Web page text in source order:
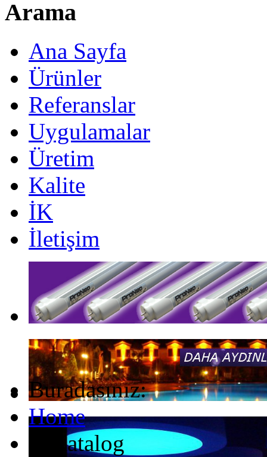
Arama
Ana Sayfa
Ürünler
Referanslar
Uygulamalar
Üretim
Kalite
İK
İletişim
Buradasınız:
Home
E-Katalog